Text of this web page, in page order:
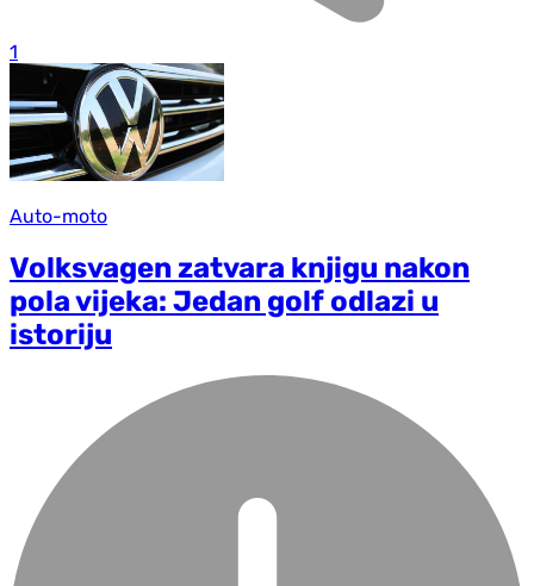
1
Auto-moto
Volksvagen zatvara knjigu nakon
pola vijeka: Jedan golf odlazi u
istoriju